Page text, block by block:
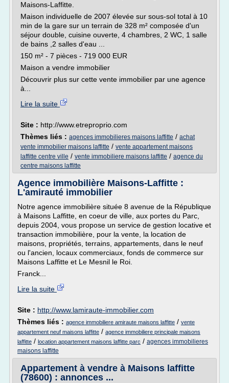
Maisons-Laffitte.
Maison individuelle de 2007 élevée sur sous-sol total à 10
min de la gare sur un terrain de 328 m² composée d'un
séjour double, cuisine ouverte, 4 chambres, 2 WC, 1 salle
de bains ,2 salles d'eau ...
150 m² - 7 pièces - 719 000 EUR
Maison a vendre immobilier
Découvrir plus sur cette vente immobilier par une agence
à...
Lire la suite
Site : http://www.etreproprio.com
Thèmes liés : agences immobilieres maisons laffitte / achat
vente immobilier maisons laffitte / vente appartement maisons
laffitte centre ville / vente immobiliere maisons laffitte / agence du
centre maisons laffitte
Agence immobilière Maisons-Laffitte :
L'amirauté immobilier
Notre agence immobilière située 8 avenue de la République
à Maisons Laffitte, en coeur de ville, aux portes du Parc,
depuis 2004, vous propose un service de gestion locative et
transaction immobilière, pour la vente, la location de
maisons, propriétés, terrains, appartements, dans le neuf
ou l'ancien, locaux commerciaux, fonds de commerce sur
Maisons Laffitte et Le Mesnil le Roi.
Franck...
Lire la suite
Site : http://www.lamiraute-immobilier.com
Thèmes liés : agence immobiliere amiraute maisons laffitte / vente
appartement neuf maisons laffitte / agence immobiliere principale maisons
laffitte / location appartement maisons laffitte parc / agences immobilieres
maisons laffitte
Appartement à vendre à Maisons laffitte
(78600) : annonces ...